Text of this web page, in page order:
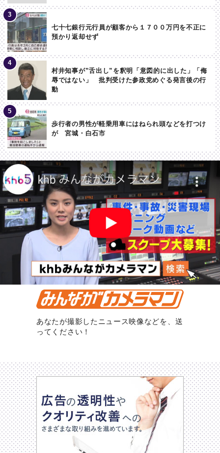
七十七銀行元行員が顧客から１７００万円を不正に
預かり返却せず
村井知事が”舌出し”を釈明「意図的に出した」「侮
辱ではない」 批判受けた参政党めぐる発言後の行
動
歩行者の男性が軽乗用車にはねられ頭などを打つけ
が 宮城・白石市
あなたが撮影したニュース映像などを、送
ってください！